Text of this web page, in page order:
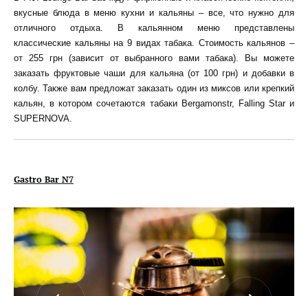
вкусные блюда в меню кухни и кальяны – все, что нужно для
отличного отдыха. В кальянном меню представлены
классические кальяны на 9 видах табака. Стоимость кальянов –
от 255 грн (зависит от выбранного вами табака). Вы можете
заказать фруктовые чаши для кальяна (от 100 грн) и добавки в
колбу. Также вам предложат заказать один из миксов или крепкий
кальян, в котором сочетаются табаки Bergamonstr, Falling Star и
SUPERNOVA.
Gastro Bar N7